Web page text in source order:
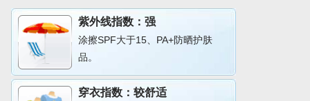
紫外线指数： 强
涂擦SPF大于15、PA+防晒护肤
品。
穿衣指数： 较舒适